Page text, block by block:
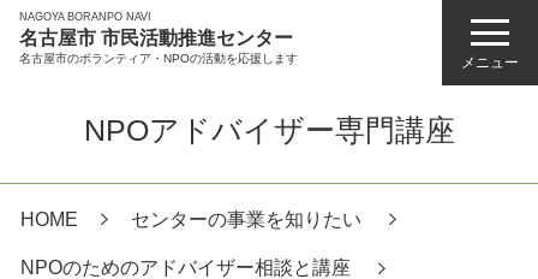
NAGOYA BORANPO NAVI
名古屋市 市民活動推進センター
名古屋市のボランティア・NPOの活動を応援します メニュー
NPOアドバイザー専門講座
HOME センターの事業を知りたい
NPOのためのアドバイザー相談と講座